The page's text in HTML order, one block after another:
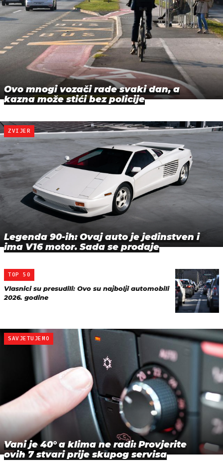
Ovo mnogi vozači rade svaki dan, a
kazna može stići bez policije
ZVIJER
Legenda 90-ih: Ovaj auto je jedinstven i
ima V16 motor. Sada se prodaje
TOP 50
Vlasnici su presudili: Ovo su najbolji automobili
2026. godine
SAVJETUJEMO
Vani je 40° a klima ne radi: Provjerite
ovih 7 stvari prije skupog servisa